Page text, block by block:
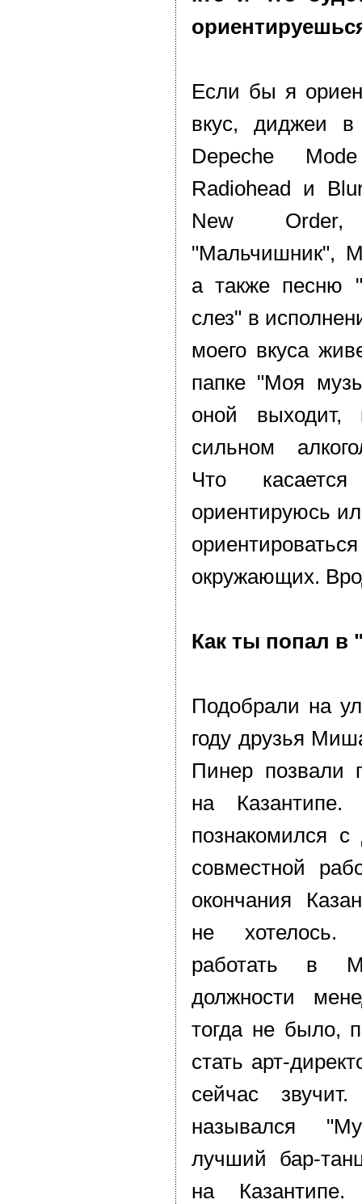
Если бы я
вкус, диджеи
Depeche
Radiohead и
New
"Мальчишник",
а также песню
слез" в
моего вкуса
папке "Моя
оной выходит,
сильном
Что
ориентируюсь
окружающих.
Как ты попал в
Подобрали на
году друзья
Пинер позвали
на
познакомился
совместной
окончания
не хотелось.
работать в
должности
тогда не было,
стать арт-
сейчас
назывался
лучший бар-
на